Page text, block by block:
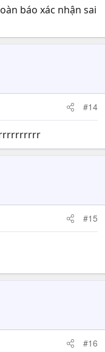
báo xác nhận sai
#14
#15
#16